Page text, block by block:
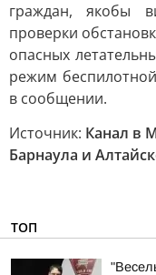
граждан, якобы
проверки
опасных
режим
в сообщении.
Источник: Канал в
Барнаула и
ТОП